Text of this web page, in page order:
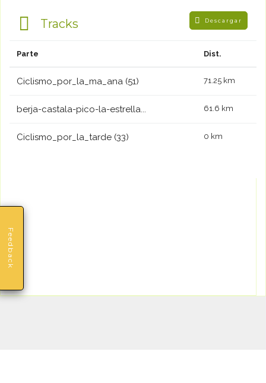
Feedback
Tracks Descargar
Parte Dist.
Ciclismo_por_la_ma_ana (51) 71.25 km
berja-castala-pico-la-estrella... 61.6 km
Ciclismo_por_la_tarde (33) 0 km